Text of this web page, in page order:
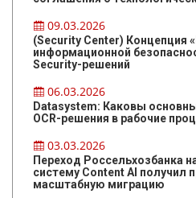
09.03.2026
(Security Center) Концепция
информационной
Security-решений
06.03.2026
Datasystem: Каковы
OCR-решения в рабочие
03.03.2026
Переход Россельхозбанка
систему Content AI получил
масштабную миграцию